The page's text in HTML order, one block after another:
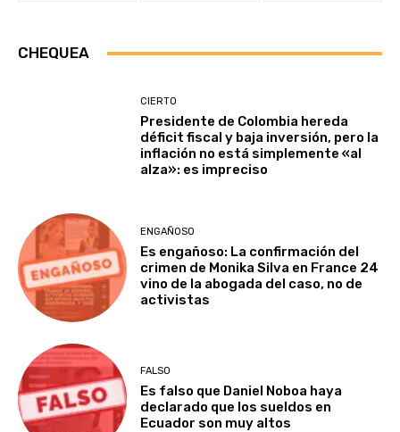
CHEQUEA
CIERTO
Presidente de Colombia hereda
déficit fiscal y baja inversión, pero la
inflación no está simplemente «al
alza»: es impreciso
ENGAÑOSO
Es engañoso: La confirmación del
crimen de Monika Silva en France 24
vino de la abogada del caso, no de
activistas
FALSO
Es falso que Daniel Noboa haya
declarado que los sueldos en
Ecuador son muy altos